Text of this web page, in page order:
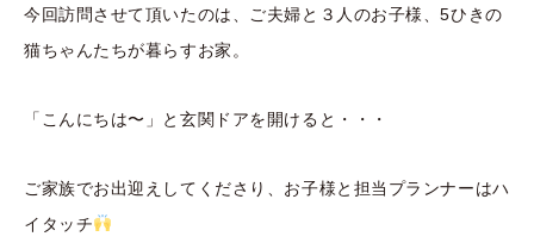
今回訪問させて頂いたのは、ご夫婦と３人のお子様、5ひきの
猫ちゃんたちが暮らすお家。
「こんにちは〜」と玄関ドアを開けると・・・
ご家族でお出迎えしてくださり、お子様と担当プランナーはハ
イタッチ